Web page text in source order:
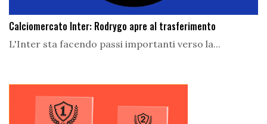
Calciomercato Inter: Rodrygo apre al trasferimento
L'Inter sta facendo passi importanti verso la...